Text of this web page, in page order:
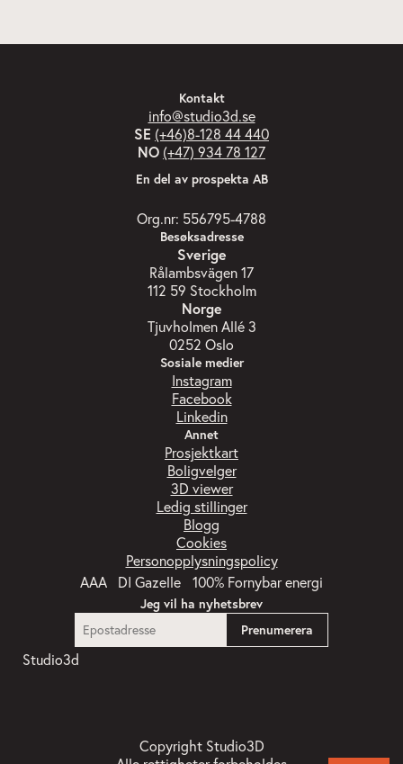
Copyright Studio3D
Kontakt
info@studio3d.se
SE (+46)8-128 44 440
NO (+47) 934 78 127
En del av prospekta AB
Org.nr: 556795-4788
Besøksadresse
Sverige
Rålambsvägen 17
112 59 Stockholm
Norge
Tjuvholmen Allé 3
0252 Oslo
Sosiale medier
Instagram
Facebook
Linkedin
Annet
Prosjektkart
Boligvelger
3D viewer
Ledig stillinger
Blogg
Cookies
Personopplysningspolicy
Jeg vil ha nyhetsbrev